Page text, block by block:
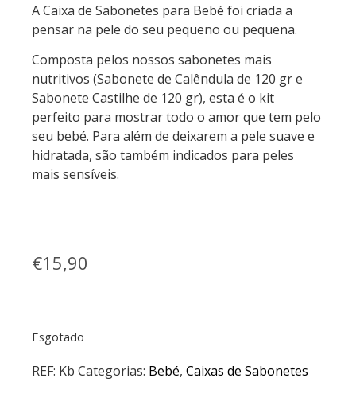
A Caixa de Sabonetes para Bebé foi criada a
pensar na pele do seu pequeno ou pequena.
Composta pelos nossos sabonetes mais
nutritivos (Sabonete de Calêndula de 120 gr e
Sabonete Castilhe de 120 gr), esta é o kit
perfeito para mostrar todo o amor que tem pelo
seu bebé. Para além de deixarem a pele suave e
hidratada, são também indicados para peles
mais sensíveis.
€15,90
Esgotado
REF: Kb Categorias: Bebé, Caixas de Sabonetes